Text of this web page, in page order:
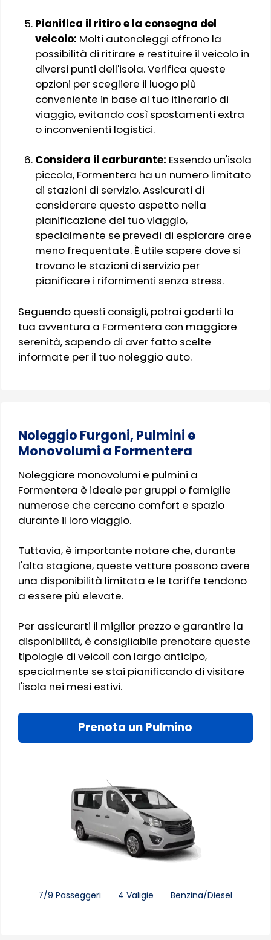
Pianifica il ritiro e la consegna del
veicolo: Molti autonoleggi offrono la
possibilità di ritirare e restituire il veicolo in
diversi punti dell'isola. Verifica queste
opzioni per scegliere il luogo più
conveniente in base al tuo itinerario di
viaggio, evitando così spostamenti extra
o inconvenienti logistici.
Considera il carburante: Essendo un'isola
piccola, Formentera ha un numero limitato
di stazioni di servizio. Assicurati di
considerare questo aspetto nella
pianificazione del tuo viaggio,
specialmente se prevedi di esplorare aree
meno frequentate. È utile sapere dove si
trovano le stazioni di servizio per
pianificare i rifornimenti senza stress.
Seguendo questi consigli, potrai goderti la
tua avventura a Formentera con maggiore
serenità, sapendo di aver fatto scelte
informate per il tuo noleggio auto.
Noleggio Furgoni, Pulmini e
Monovolumi a Formentera
Noleggiare monovolumi e pulmini a
Formentera è ideale per gruppi o famiglie
numerose che cercano comfort e spazio
durante il loro viaggio.
Tuttavia, è importante notare che, durante
l'alta stagione, queste vetture possono avere
una disponibilità limitata e le tariffe tendono
a essere più elevate.
Per assicurarti il miglior prezzo e garantire la
disponibilità, è consigliabile prenotare queste
tipologie di veicoli con largo anticipo,
specialmente se stai pianificando di visitare
l'isola nei mesi estivi.
Prenota un Pulmino
7/9 Passeggeri 4 Valigie Benzina/Diesel